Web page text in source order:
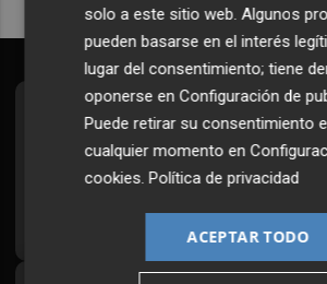
Suscríbete al
Todos los días a primera hora
¡Quiero
solo a este sitio web. Algunos
pueden basarse en el interés
lugar del consentimiento; tiene
oponerse enConfiguración de
Puede retirar su consentimiento
cualquier momento en
cookies.Política de privacidad
ACEPTAR TODO